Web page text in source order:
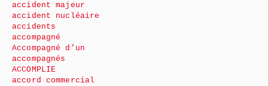
accident majeur
accident nucléaire
accidents
accompagné
Accompagné d’un
accompagnés
ACCOMPLIE
accord commercial